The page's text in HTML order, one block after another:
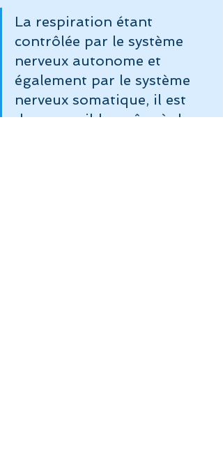
La respiration étant
contrôlée par le système
nerveux autonome et
également par le système
nerveux somatique, il est
donc possible, grâce à des